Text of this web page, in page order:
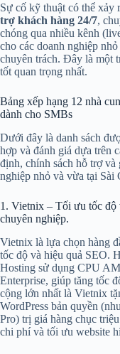
Sự cố kỹ thuật có thể xảy
trợ khách hàng 24/7,
chóng qua nhiều kênh
cho các doanh nghiệp
chuyên trách. Đây là một
tốt quan trọng nhất.
Bảng xếp hạng 12 nhà
dành cho SMBs
Dưới đây là danh sách
hợp và đánh giá dựa trên
định, chính sách hỗ trợ và
nghiệp nhỏ và vừa tại Sài
1. Vietnix – Tối ưu tốc độ
chuyên nghiệp.
Vietnix là lựa chọn hàng
tốc độ và hiệu quả SEO.
Hosting sử dụng CPU
Enterprise, giúp tăng tốc
cộng lớn nhất là Vietnix
WordPress bản quyền
Pro) trị giá hàng chục
chi phí và tối ưu website